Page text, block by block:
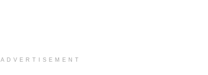
ADVERTISEMENT